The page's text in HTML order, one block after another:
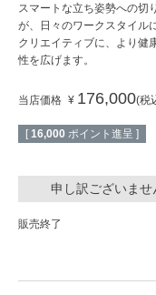
スマートな立ち姿勢への切
が、日々のワークスタイル
クリエイティブに、より健
性を広げます。
当店価格 ¥ 176,000 税
[ 16,000 ポイント進呈 ]
申し訳ございませ
販売終了